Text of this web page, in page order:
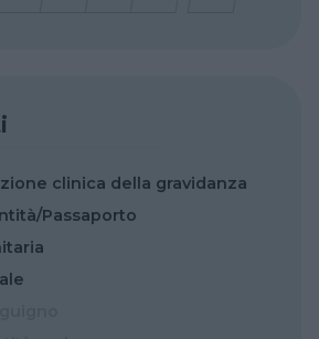
clinica della gravidanza
Passaporto